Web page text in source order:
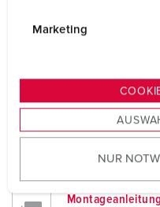
s
u
w
a
Marketing
NUR
Stecker
CAD-Daten STP
Stecker
ZIP, 2 MB
CAD-Daten 3D-
Stecker